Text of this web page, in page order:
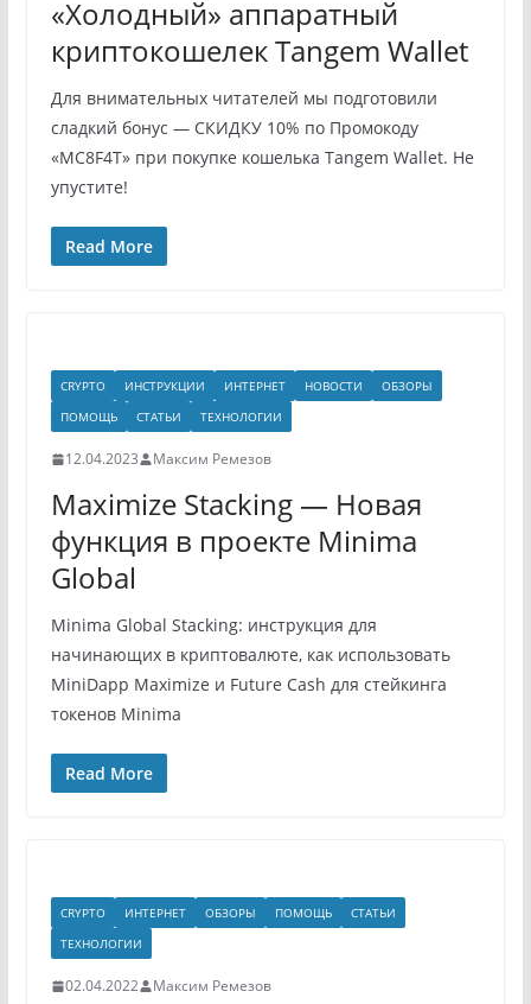
«Холодный» аппаратный
криптокошелек Tangem Wallet
Для внимательных читателей мы подготовили
сладкий бонус — СКИДКУ 10% по Промокоду
«MC8F4T» при покупке кошелька Tangem Wallet. Не
упустите!
Read More
CRYPTO ИНСТРУКЦИИ ИНТЕРНЕТ НОВОСТИ
ОБЗОРЫ
ПОМОЩЬ
СТАТЬИ ТЕХНОЛОГИИ
12.04.2023 Максим Ремезов
Maximize Stacking — Новая
функция в проекте Minima
Global
Minima Global Stacking: инструкция для
начинающих в криптовалюте, как использовать
MiniDapp Maximize и Future Cash для стейкинга
токенов Minima
Read More
CRYPTO ИНТЕРНЕТ ОБЗОРЫ ПОМОЩЬ
СТАТЬИ
ТЕХНОЛОГИИ
02.04.2022 Максим Ремезов